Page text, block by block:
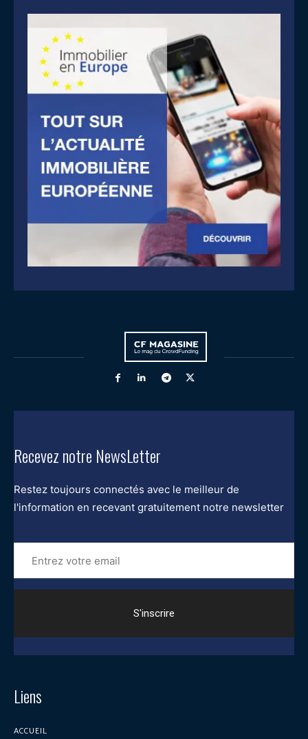
Recevez notre NewsLetter
Restez toujours connectés avec le meilleur de
l'information en recevant gratuitement notre newsletter
Entrez
votre
email
Liens
ACCUEIL